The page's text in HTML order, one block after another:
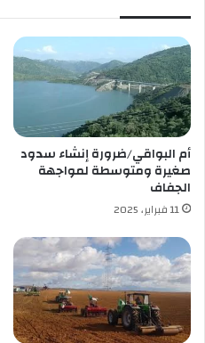
را
ل
أ
م
م
ك
و
ت
د
ي
ف
و
ا
ر
2
0
2
أم البواقي/ضرورة إنشاء سدود
صغيرة ومتوسطة لمواجهة
الجفاف
11 فبراير، 2025